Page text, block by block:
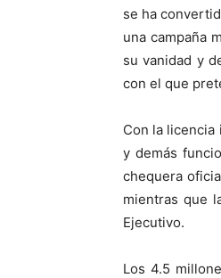
se ha
una campaña
su vanidad y
con el que
Con la
y demás
chequera
mientras que
Ejecutivo.
Los 4.5